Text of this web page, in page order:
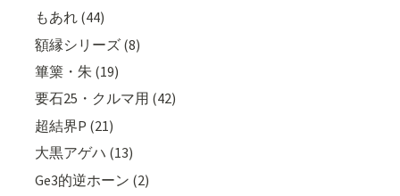
もあれ (44)
額縁シリーズ (8)
篳篥・朱 (19)
要石25・クルマ用 (42)
超結界P (21)
大黒アゲハ (13)
Ge3的逆ホーン (2)